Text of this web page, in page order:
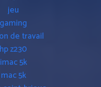
jeu
gaming
de travail
hp z230
imac 5k
mac 5k